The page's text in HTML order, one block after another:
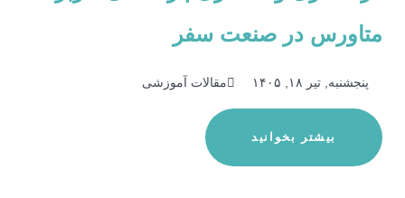
متاورس در صنعت سفر
پنجشنبه, تیر ۱۸, ۱۴۰۵ مقالات آموزشی
بیشتر بخوانید